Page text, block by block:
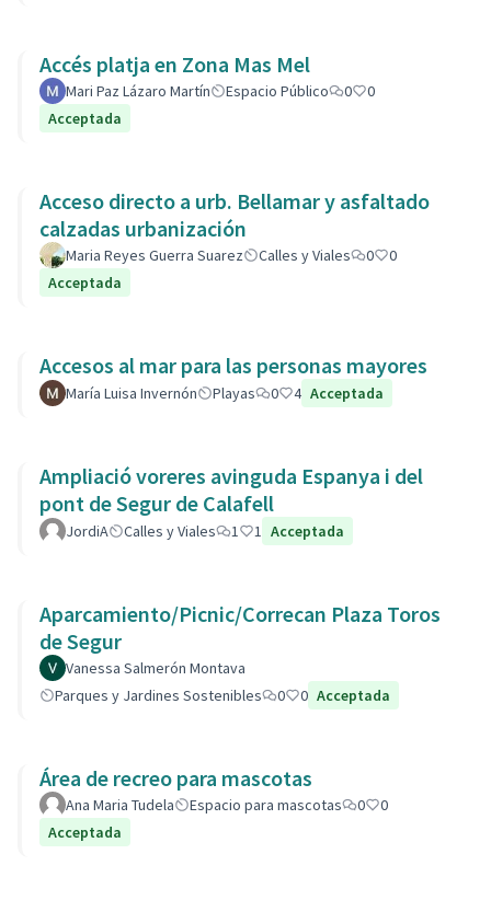
Accés platja en Zona Mas Mel
Mari Paz Lázaro Martín Espacio Público 0
0
Acceptada
Acceso directo a urb. Bellamar y asfaltado
calzadas urbanización
Maria Reyes Guerra Suarez Calles y Viales 0
0
Acceptada
Accesos al mar para las personas mayores
María Luisa Invernón Playas 0 4 Acceptada
Ampliació voreres avinguda Espanya i del
pont de Segur de Calafell
JordiA Calles y Viales 1 1 Acceptada
Aparcamiento/Picnic/Correcan Plaza Toros
de Segur
Vanessa Salmerón Montava
Parques y Jardines Sostenibles
0 0 Acceptada
Área de recreo para mascotas
Ana Maria Tudela Espacio para mascotas 0
0
Acceptada